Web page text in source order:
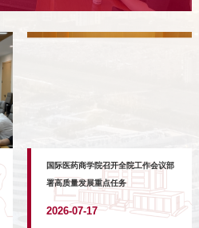
国际医药商学院召开全院工作会议部
署高质量发展重点任务
2026-07-17